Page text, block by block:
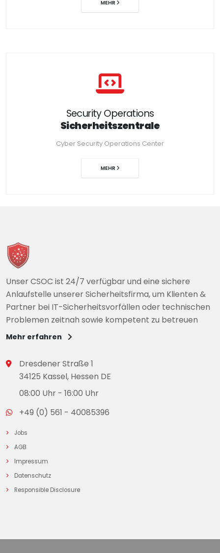
MEHR
Security Operations
Sicherheitszentrale
Cyber Security Operations Center
MEHR
Unser CSOC ist 24/7 verfügbar und eine sichere
Anlaufstelle unserer Sicherheitsfirma, um Klienten &
Partner bei IT-Sicherheitsvorfällen oder technischen
Problemen zeitnah sowie kompetent zu betreuen
Mehr erfahren
Dresdener Straße 1
34125 Kassel, Hessen DE
08:00 Uhr - 16:00 Uhr
+49 (0) 561 - 40085396
Jobs
AGB
Impressum
Datenschutz
Responsible Disclosure